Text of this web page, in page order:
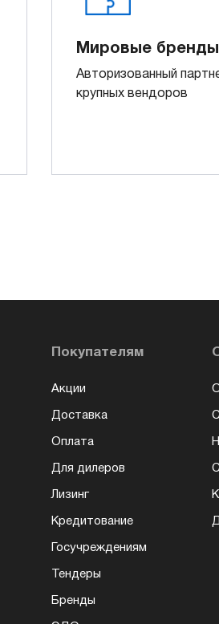
Мировые бренды
Авторизованный
крупных вендоров
Покупателям
Акции
Доставка
Оплата
Для дилеров
Лизинг
Кредитование
Госучреждениям
Тендеры
Бренды